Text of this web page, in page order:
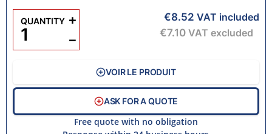
€8.52 VAT included
€7.10 VAT excluded
QUANTITY
−
+
VOIR LE PRODUIT
ASK FOR A QUOTE
Free quote with no obligation